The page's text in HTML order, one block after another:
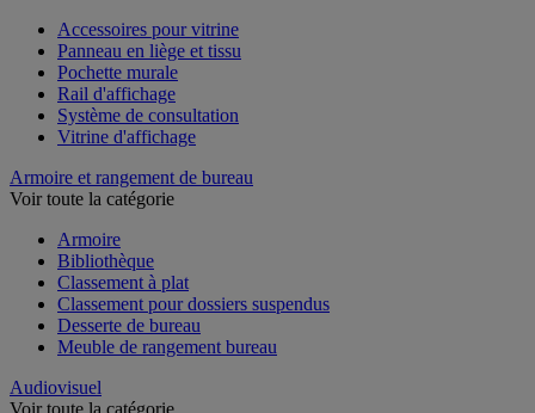
Accessoires pour vitrine
Panneau en liège et tissu
Pochette murale
Rail d'affichage
Système de consultation
Vitrine d'affichage
Armoire et rangement de bureau
Voir toute la catégorie
Armoire
Bibliothèque
Classement à plat
Classement pour dossiers suspendus
Desserte de bureau
Meuble de rangement bureau
Audiovisuel
Voir toute la catégorie